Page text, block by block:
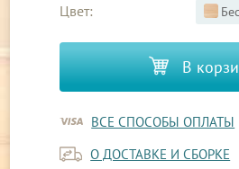
Цвет:
В
ВСЕ СПОСОБЫ ОПЛАТЫ
О ДОСТАВКЕ И СБОРКЕ